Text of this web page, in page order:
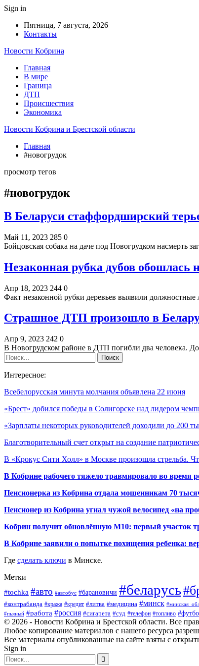
Sign in
Пятница, 7 августа, 2026
Контакты
Новости Кобрина
Главная
В мире
Граница
ДТП
Происшествия
Экономика
Новости Кобрина и Брестской области
Главная
#новогрудок
просмотр тегов
#новогрудок
В Беларуси стаффордширский
Май 11, 2023 285 0
Бойцовская собака на даче под Новогрудком насмерть
Незаконная рубка дубов
Апр 18, 2023 244 0
Факт незаконной рубки деревьев выявили
Страшное ДТП произошло в
Апр 9, 2023 242 0
В Новогрудском районе в ДТП погибли два человека.
Интересное:
Всебелорусская минута молчания объявлена 22 июня
«Брест» добился победы в Солигорске над лидером
«Зарплаты некоторых руководителей доходили до 200
Благотворительный счет открыт на создание
В «Крокус Сити Холл» в Москве произошла стрельба.
В Кобрине рабочего тяжело травмировало во время
Пенсионерка из Кобрина отдала мошенникам 70
Пенсионер из Кобрина угнал чужой велосипед «на
Кобрин получит обновлённую М10: первый участок
В Кобрине заявили о попытке похищения ребенка:
Где сделать ключи в Минске.
Метки
#tochka #авто #автобус #барановичи #беларусь
#контрабанда #кража #кредит #литва #медицина #минск
#пьяный #работа #россия #сигарета #суд #телефон #топливо
© 2026 - Новости Кобрина и Брестской области. Все
Любое копирование материалов с нашего ресурса
Все материалы опубликованные на сайте взяты с
Sign in